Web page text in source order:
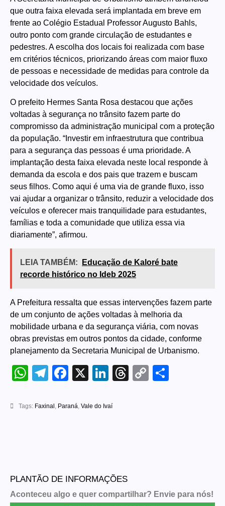
que outra faixa elevada será implantada em breve em
frente ao Colégio Estadual Professor Augusto Bahls,
outro ponto com grande circulação de estudantes e
pedestres. A escolha dos locais foi realizada com base
em critérios técnicos, priorizando áreas com maior fluxo
de pessoas e necessidade de medidas para controle da
velocidade dos veículos.
O prefeito Hermes Santa Rosa destacou que ações
voltadas à segurança no trânsito fazem parte do
compromisso da administração municipal com a proteção
da população. “Investir em infraestrutura que contribua
para a segurança das pessoas é uma prioridade. A
implantação desta faixa elevada neste local responde à
demanda da escola e dos pais que trazem e buscam
seus filhos. Como aqui é uma via de grande fluxo, isso
vai ajudar a organizar o trânsito, reduzir a velocidade dos
veículos e oferecer mais tranquilidade para estudantes,
famílias e toda a comunidade que utiliza essa via
diariamente”, afirmou.
LEIA TAMBÉM:
Educação de Kaloré bate
recorde histórico no Ideb 2025
A Prefeitura ressalta que essas intervenções fazem parte
de um conjunto de ações voltadas à melhoria da
mobilidade urbana e da segurança viária, com novas
obras previstas em outros pontos da cidade, conforme
planejamento da Secretaria Municipal de Urbanismo.
WhatsApp
Telegram
Facebook
X LinkedIn
Threads
Copy
Tags: Faxinal Paraná Vale do Ivaí
PLANTÃO DE INFORMAÇÕES
Aconteceu algo e quer compartilhar? Envie para nós!